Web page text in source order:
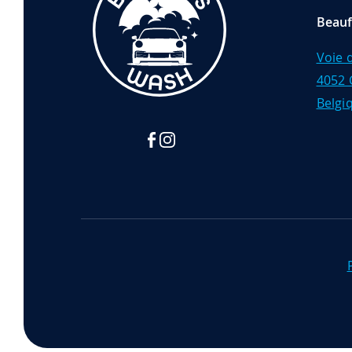
Voie
4052